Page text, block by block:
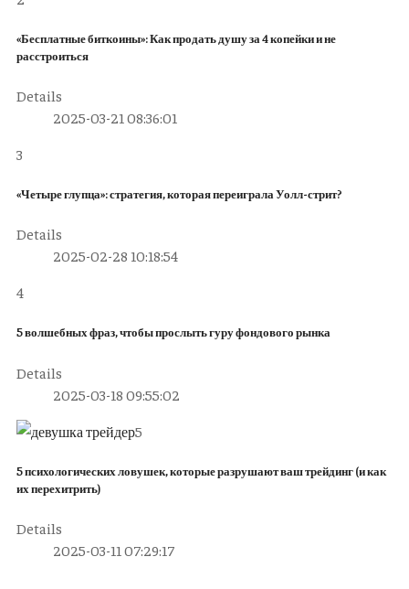
«Бесплатные биткоины»: Как продать душу за 4 копейки и не
расстроиться
Details
2025-03-21 08:36:01
3
«Четыре глупца»: стратегия, которая переиграла Уолл-стрит?
Details
2025-02-28 10:18:54
4
5 волшебных фраз, чтобы прослыть гуру фондового рынка
Details
2025-03-18 09:55:02
5
5 психологических ловушек, которые разрушают ваш трейдинг (и как
их перехитрить)
Details
2025-03-11 07:29:17